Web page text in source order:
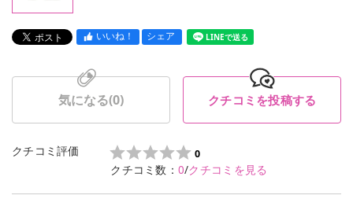
いいね！ シェア LINEで送る
気になる(0) クチコミを投稿する
クチコミ評価 0
クチコミ数： 0/クチコミを見る